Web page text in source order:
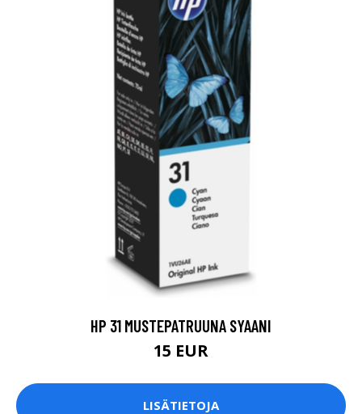
HP 31 MUSTEPATRUUNA SYAANI
15 EUR
LISÄTIETOJA